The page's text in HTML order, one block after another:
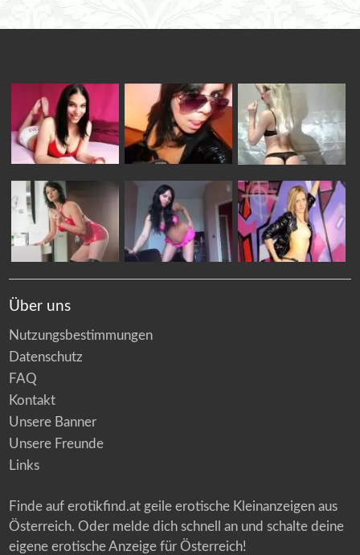
Über uns
Nutzungsbestimmungen
Datenschutz
FAQ
Kontakt
Unsere Banner
Unsere Freunde
Links
Finde auf erotikfind.at geile erotische Kleinanzeigen aus
Österreich. Oder melde dich schnell an und schalte deine
eigene erotische Anzeige für Österreich!